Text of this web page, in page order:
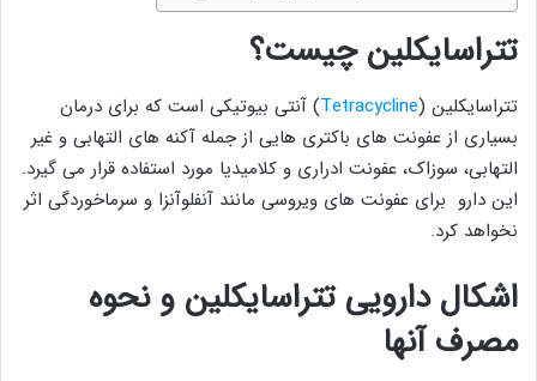
تتراسایکلین چیست؟
تتراسایکلین (Tetracycline) آنتی بیوتیکی است که برای درمان
بسیاری از عفونت های باکتری هایی از جمله آکنه های التهابی و غیر
التهابی، سوزاک، عفونت ادراری و کلامیدیا مورد استفاده قرار می گیرد.
این دارو برای عفونت های ویروسی مانند آنفلوآنزا و سرماخوردگی اثر
نخواهد کرد.
اشکال دارویی تتراسایکلین و نحوه
مصرف آنها